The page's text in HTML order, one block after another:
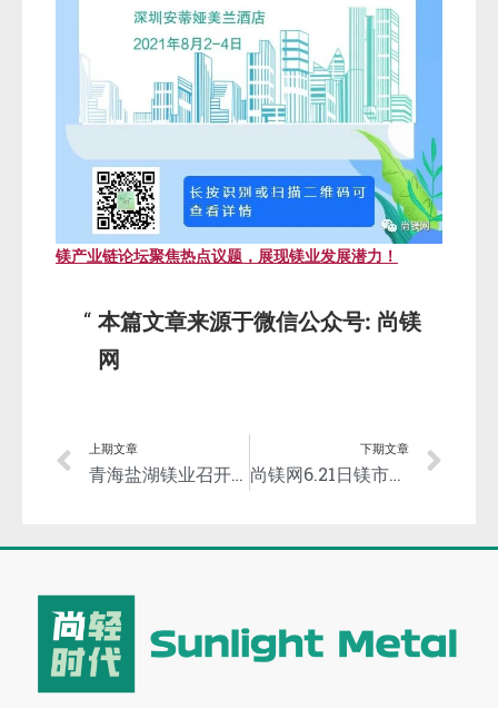
镁产业链论坛聚焦热点议题，展现镁业发展潜力！
本篇文章来源于微信公众号: 尚镁
网
上期文章
青海盐湖镁业召开“金属镁一体化重大项目——金属镁装置优化改造”启动会
下期文章
尚镁网6.21日镁市场简评：需求不多，镁市稳中小幅走弱